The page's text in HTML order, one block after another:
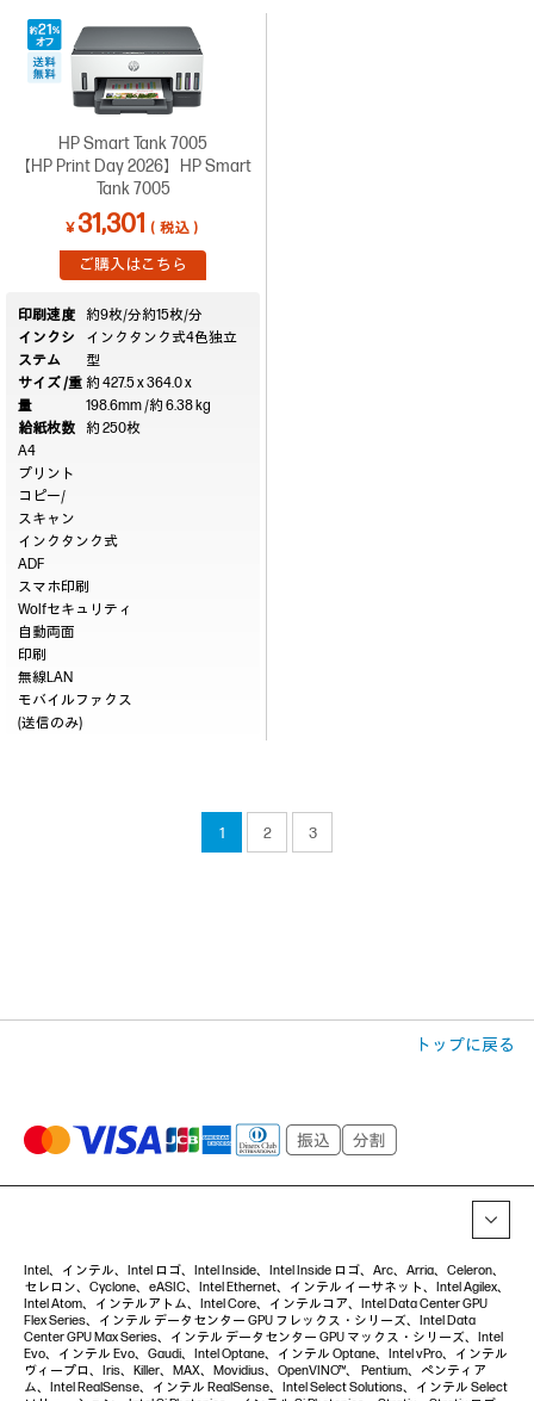
HP Smart Tank 7005
【HP Print Day 2026】HP Smart
Tank 7005
￥31,301 （税込）
ご購入はこちら
印刷速度 約9枚/分約15枚/分
インクシ
ステム
インクタンク式4色独立
型
サイズ /重
量
約 427.5 x 364.0 x
198.6mm /約 6.38 kg
給紙枚数 約 250枚
A4
プリント
コピー/
スキャン
インクタンク式
ADF
スマホ印刷
Wolfセキュリティ
自動両面
印刷
無線LAN
モバイルファクス
(送信のみ)
1 2 3
トップに戻る
Intel、インテル、Intel ロゴ、Intel Inside、Intel Inside ロゴ、Arc、Arria、Celeron、
セレロン、Cyclone、eASIC、Intel Ethernet、インテル イーサネット、Intel Agilex、
Intel Atom、インテルアトム、Intel Core、インテルコア、Intel Data Center GPU
Flex Series、インテル データセンター GPU フレックス・シリーズ、Intel Data
Center GPU Max Series、インテル データセンター GPU マックス・シリーズ、Intel
Evo、インテル Evo、Gaudi、Intel Optane、インテル Optane、Intel vPro、インテル
ヴィープロ、Iris、Killer、MAX、Movidius、OpenVINO™、 Pentium、ペンティア
ム、Intel RealSense、インテル RealSense、Intel Select Solutions、インテル Select